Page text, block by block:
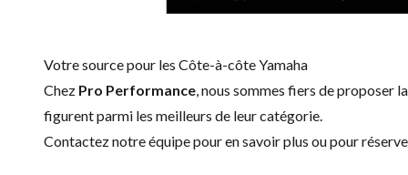
Votre source pour les Côte-à-côte Yamaha
Chez Pro Performance, nous sommes fiers de proposer
figurent parmi les meilleurs de leur catégorie.
Contactez notre équipepour en savoir plus ou pour